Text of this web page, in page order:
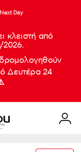
210 88 21
Next Day
κλειστή από
2026.
Δευτέρα 24